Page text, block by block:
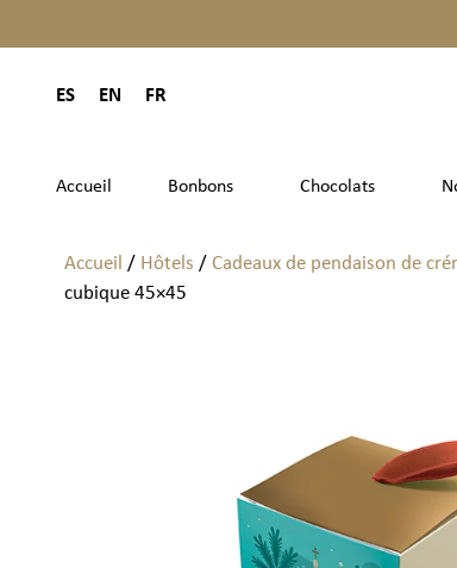
ES EN FR
Accueil Bonbons Chocolats
Accueil / Hôtels / Cadeaux de pendaison de
cubique 45×45